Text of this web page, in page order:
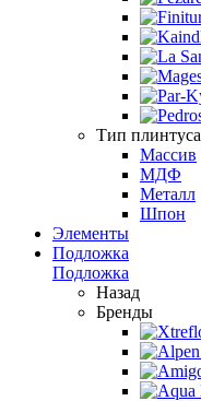
Тип плинтуса
Массив
МДФ
Металл
Шпон
Элементы
Подложка
Подложка
Назад
Бренды